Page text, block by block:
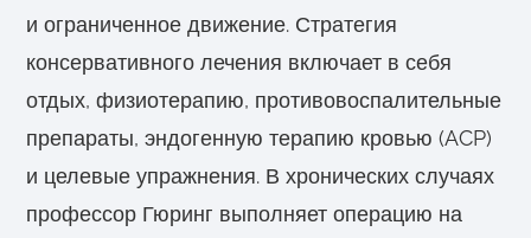
и ограниченное движение. Стратегия
консервативного лечения включает в себя
отдых, физиотерапию, противовоспалительные
препараты, эндогенную терапию кровью (ACP)
и целевые упражнения. В хронических случаях
профессор Гюринг выполняет операцию на